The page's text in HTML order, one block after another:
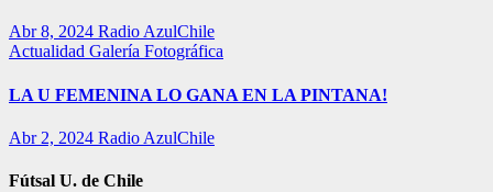
Abr 8, 2024 Radio AzulChile
Actualidad Galería Fotográfica
LA U FEMENINA LO GANA EN LA PINTANA!
Abr 2, 2024 Radio AzulChile
Fútsal U. de Chile